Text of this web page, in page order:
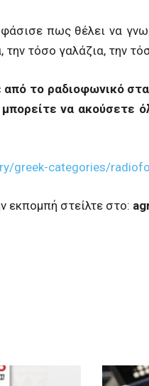
πως θέλει να
την τόσο γαλάζια, την
το ραδιοφωνικό
να ακούσετε
greek-categories/
εκπομπή στείλτε στο: